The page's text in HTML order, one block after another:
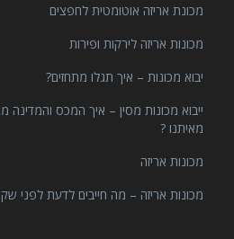
מכונת אריזה אוטומטית לחפצים
מכונות אריזה לירקות ופירות
יבוא מכונות – איך תגלו מתחזים?
ייבוא מכונות מסין – איך המכס והמדינה
מאיתנו ?
מכונות אריזה
מכונות אריזה – מה חייבים לדעת לפני